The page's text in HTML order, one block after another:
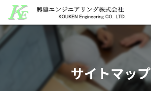
サイトマップ